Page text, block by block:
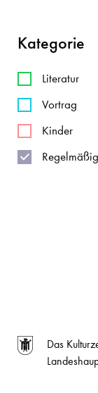
Kategorie
Literatur
Vortrag
Kinder
Regelmäßig
Das